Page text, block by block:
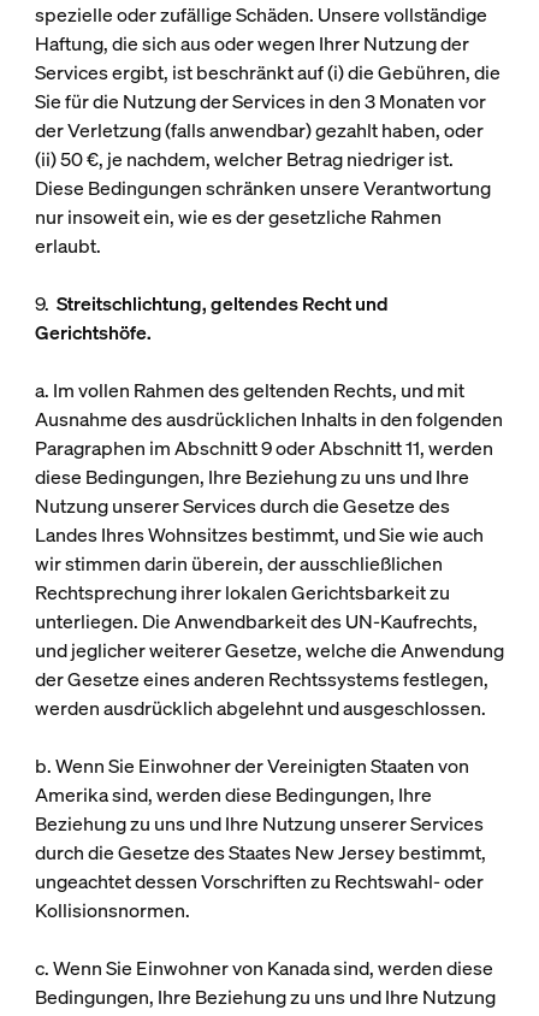
spezielle oder zufällige Schäden. Unsere vollständige
Haftung, die sich aus oder wegen Ihrer Nutzung der
Services ergibt, ist beschränkt auf (i) die Gebühren, die
Sie für die Nutzung der Services in den 3 Monaten vor
der Verletzung (falls anwendbar) gezahlt haben, oder
(ii) 50 €, je nachdem, welcher Betrag niedriger ist.
Diese Bedingungen schränken unsere Verantwortung
nur insoweit ein, wie es der gesetzliche Rahmen
erlaubt.
9. Streitschlichtung, geltendes Recht und
Gerichtshöfe.
a. Im vollen Rahmen des geltenden Rechts, und mit
Ausnahme des ausdrücklichen Inhalts in den folgenden
Paragraphen im Abschnitt 9 oder Abschnitt 11, werden
diese Bedingungen, Ihre Beziehung zu uns und Ihre
Nutzung unserer Services durch die Gesetze des
Landes Ihres Wohnsitzes bestimmt, und Sie wie auch
wir stimmen darin überein, der ausschließlichen
Rechtsprechung ihrer lokalen Gerichtsbarkeit zu
unterliegen. Die Anwendbarkeit des UN-Kaufrechts,
und jeglicher weiterer Gesetze, welche die Anwendung
der Gesetze eines anderen Rechtssystems festlegen,
werden ausdrücklich abgelehnt und ausgeschlossen.
b. Wenn Sie Einwohner der Vereinigten Staaten von
Amerika sind, werden diese Bedingungen, Ihre
Beziehung zu uns und Ihre Nutzung unserer Services
durch die Gesetze des Staates New Jersey bestimmt,
ungeachtet dessen Vorschriften zu Rechtswahl- oder
Kollisionsnormen.
c. Wenn Sie Einwohner von Kanada sind, werden diese
Bedingungen, Ihre Beziehung zu uns und Ihre Nutzung